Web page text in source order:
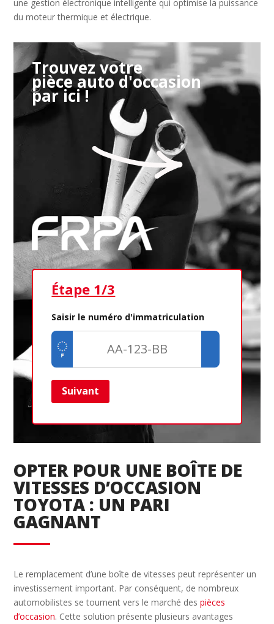
une gestion électronique intelligente qui optimise la puissance
du moteur thermique et électrique.
Trouvez votre
pièce auto d'occasion
par ici !
Étape 1/3
Saisir le numéro d'immatriculation
Suivant
OPTER POUR UNE BOÎTE DE
VITESSES D’OCCASION
TOYOTA : UN PARI
GAGNANT
Le remplacement d’une boîte de vitesses peut représenter un
investissement important. Par conséquent, de nombreux
automobilistes se tournent vers le marché despièces
d’occasion. Cette solution présente plusieurs avantages